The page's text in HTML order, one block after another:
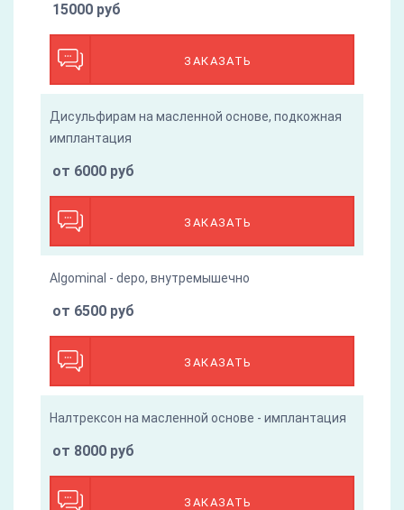
ЗАКАЗАТЬ
15000 руб
Дисульфирам на масленной основе, подкожная
имплантация
ЗАКАЗАТЬ
от 6000 руб
Algominal - depo, внутремышечно
ЗАКАЗАТЬ
от 6500 руб
Налтрексон на масленной основе - имплантация
ЗАКАЗАТЬ
от 8000 руб